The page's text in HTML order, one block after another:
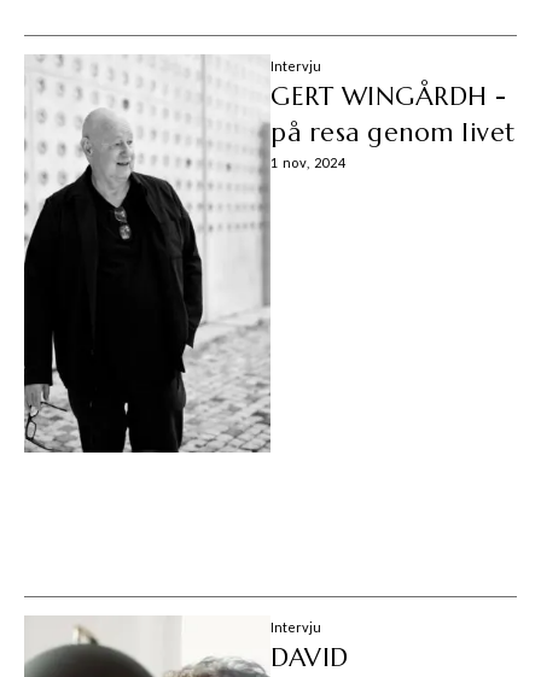
Intervju
GERT WINGÅRDH -
på resa genom livet
1 nov, 2024
Intervju
DAVID